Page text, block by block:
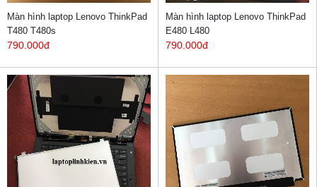
Màn hình laptop Lenovo ThinkPad
T480 T480s
790.000đ
Màn hình laptop Lenovo ThinkPad
E480 L480
790.000đ